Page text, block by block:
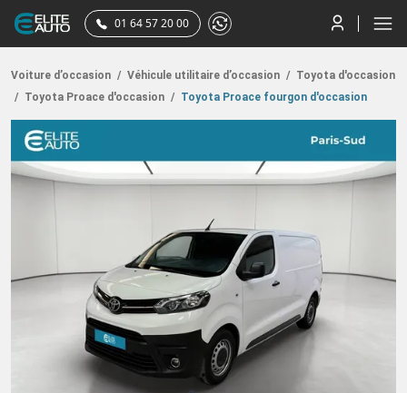
01 64 57 20 00
Voiture d’occasion / Véhicule utilitaire d’occasion / Toyota d'occasion
/ Toyota Proace d'occasion / Toyota Proace fourgon d'occasion